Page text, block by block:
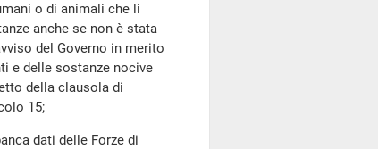
o di animali che li
anche se non è stata
del Governo in merito
e delle sostanze nocive
della clausola di
15;
dati delle Forze di